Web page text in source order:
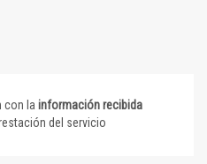
con la información recibida
del servicio